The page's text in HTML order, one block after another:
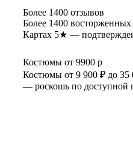
Более 1400 отзывов
Более 1400
Картах 5★ —
Костюмы от 9900 р
Костюмы от 9 900 ₽ до 35
— роскошь по доступной